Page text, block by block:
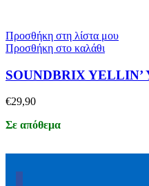
Προσθήκη στη λίστα μου
Προσθήκη στο καλάθι
SOUNDBRIX YELLIN’
€29,90
Σε απόθεμα